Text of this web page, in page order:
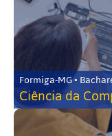
Formiga-MG •
Ciência da